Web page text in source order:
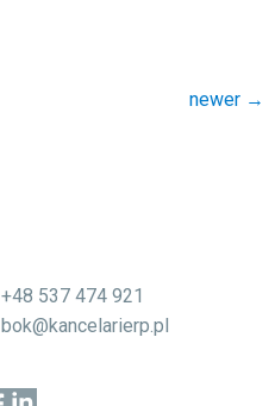
newer →
+48 537 474 921
bok@kancelarierp.pl